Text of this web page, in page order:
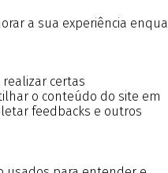
a sua experiência
realizar certas
o conteúdo do site em
feedbacks e outros